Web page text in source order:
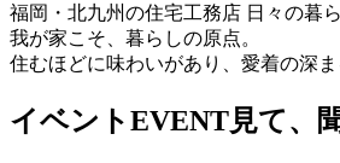
福岡・北九州の住宅工務店 日々の暮
我が家こそ、暮らしの原点。
住むほどに味わいがあり、愛着の深ま
イベントEVENT見て、